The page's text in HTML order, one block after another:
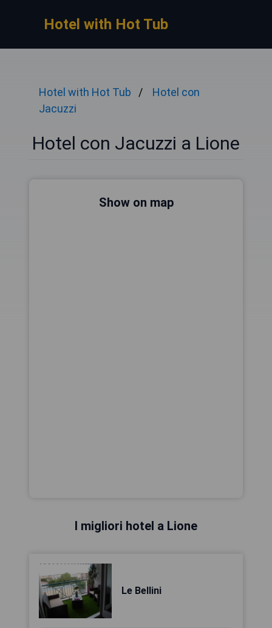
Hotel with Hot Tub
Hotel with Hot Tub
Hotel con
Jacuzzi
Hotel con Jacuzzi a Lione
Show on map
I migliori hotel a Lione
Le Bellini